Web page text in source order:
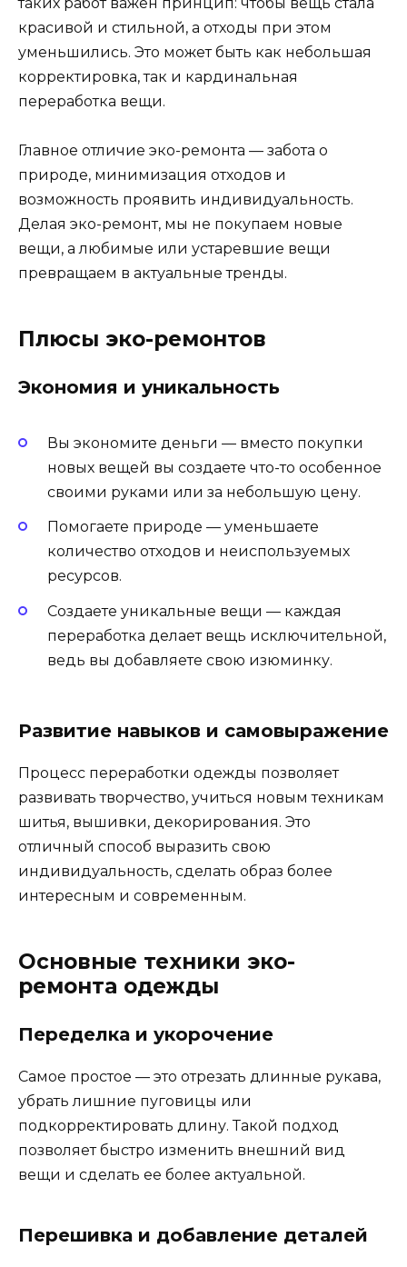
красивой и стильной, а отходы при этом
уменьшились. Это может быть как небольшая
корректировка, так и кардинальная
переработка вещи.
Главное отличие эко-ремонта — забота о
природе, минимизация отходов и
возможность проявить индивидуальность.
Делая эко-ремонт, мы не покупаем новые
вещи, а любимые или устаревшие вещи
превращаем в актуальные тренды.
Плюсы эко-ремонтов
Экономия и уникальность
Вы экономите деньги — вместо покупки
новых вещей вы создаете что-то особенное
своими руками или за небольшую цену.
Помогаете природе — уменьшаете
количество отходов и неиспользуемых
ресурсов.
Создаете уникальные вещи — каждая
переработка делает вещь исключительной,
ведь вы добавляете свою изюминку.
Развитие навыков и самовыражение
Процесс переработки одежды позволяет
развивать творчество, учиться новым техникам
шитья, вышивки, декорирования. Это
отличный способ выразить свою
индивидуальность, сделать образ более
интересным и современным.
Основные техники эко-
ремонта одежды
Переделка и укорочение
Самое простое — это отрезать длинные рукава,
убрать лишние пуговицы или
подкорректировать длину. Такой подход
позволяет быстро изменить внешний вид
вещи и сделать ее более актуальной.
Перешивка и добавление деталей